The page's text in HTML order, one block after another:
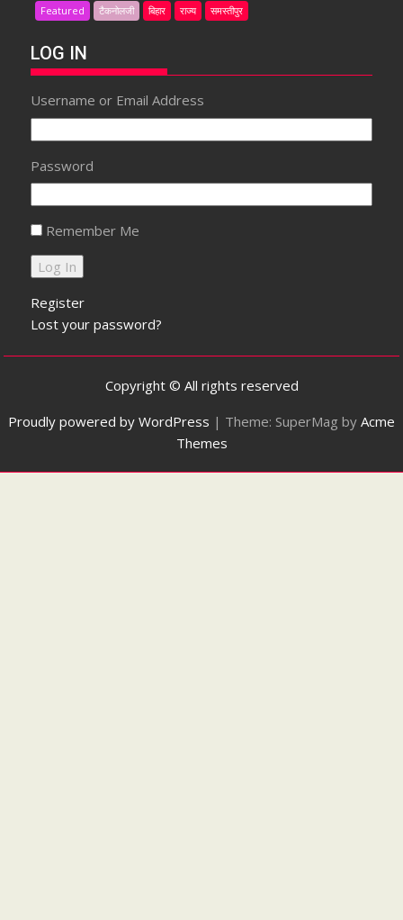
Featured टैकनोलजी बिहार राज्य समस्तीपुर
LOG IN
Username or Email Address
Password
Remember Me
Register
Lost your password?
Copyright © All rights reserved
Proudly powered by WordPress | Theme: SuperMag by Acme
Themes